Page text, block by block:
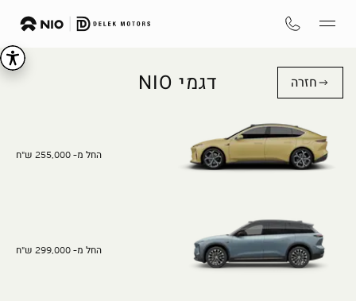
חזרה דגמי NIO
החל מ- 255,000 ש"ח
החל מ- 299,000 ש"ח